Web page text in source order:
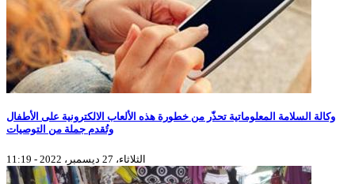
وكالة السلامة المعلوماتية تحذّر من خطورة هذه الألعاب الالكترونية على الأطفال
وتُقدم جملة من التوصيات
الثلاثاء، 27 ديسمبر، 2022 - 11:19